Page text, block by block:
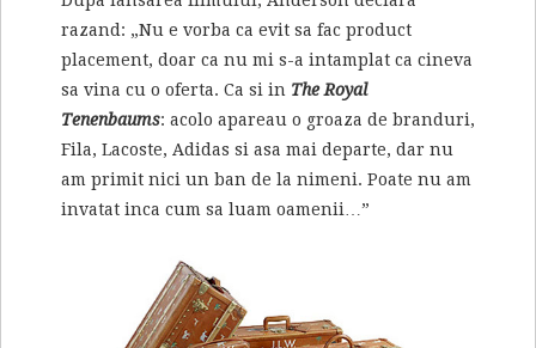
razand: „Nu e vorba ca evit sa fac product
placement, doar ca nu mi s-a intamplat ca cineva
sa vina cu o oferta. Ca si in The Royal
Tenenbaums: acolo apareau o groaza de branduri,
Fila, Lacoste, Adidas si asa mai departe, dar nu
am primit nici un ban de la nimeni. Poate nu am
invatat inca cum sa luam oamenii…”